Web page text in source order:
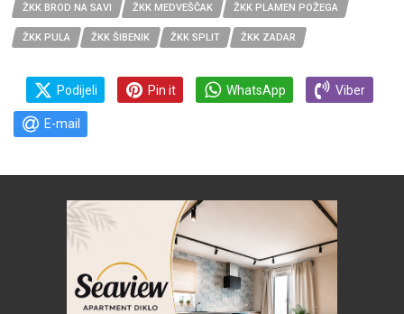
ŽKK BROD NA SAVI ŽKK MEDVEŠČAK ŽKK PLAMEN POŽEGA
ŽKK PULA ŽKK ŠIBENIK ŽKK SPLIT ŽKK ZADAR
Podijeli Pin it WhatsApp Viber
E-mail